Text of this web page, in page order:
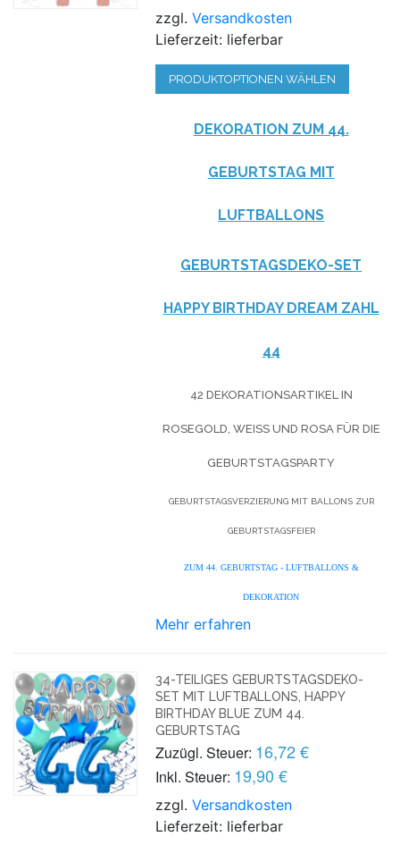
zzgl.Versandkosten
Lieferzeit: lieferbar
PRODUKTOPTIONEN WÄHLEN
DEKORATION ZUM 44.
GEBURTSTAG MIT
LUFTBALLONS
GEBURTSTAGSDEKO-SET
HAPPY BIRTHDAY DREAM ZAHL
44
42 DEKORATIONSARTIKEL IN
ROSEGOLD, WEISS UND ROSA FÜR DIE G
EBURTSTAGSPARTY
GEBURTSTAGSVERZIERUNG MIT BALLONS ZUR
GEBURTSTAGSFEIER
ZUM 44. GEBURTSTAG - LUFTBALLONS &
DEKORATION
Mehr erfahren
34-TEILIGES GEBURTSTAGSDEKO-
SET MIT LUFTBALLONS, HAPPY
BIRTHDAY BLUE ZUM 44.
GEBURTSTAG
Zuzügl. Steuer: 16,72 €
Inkl. Steuer: 19,90 €
zzgl.Versandkosten
Lieferzeit: lieferbar